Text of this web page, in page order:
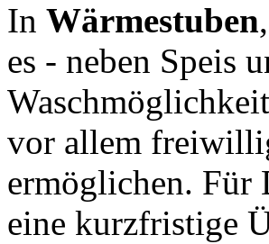
In Wärmestuben
es - neben Speis
vor allem
ermöglichen. Für
eine kurzfristige